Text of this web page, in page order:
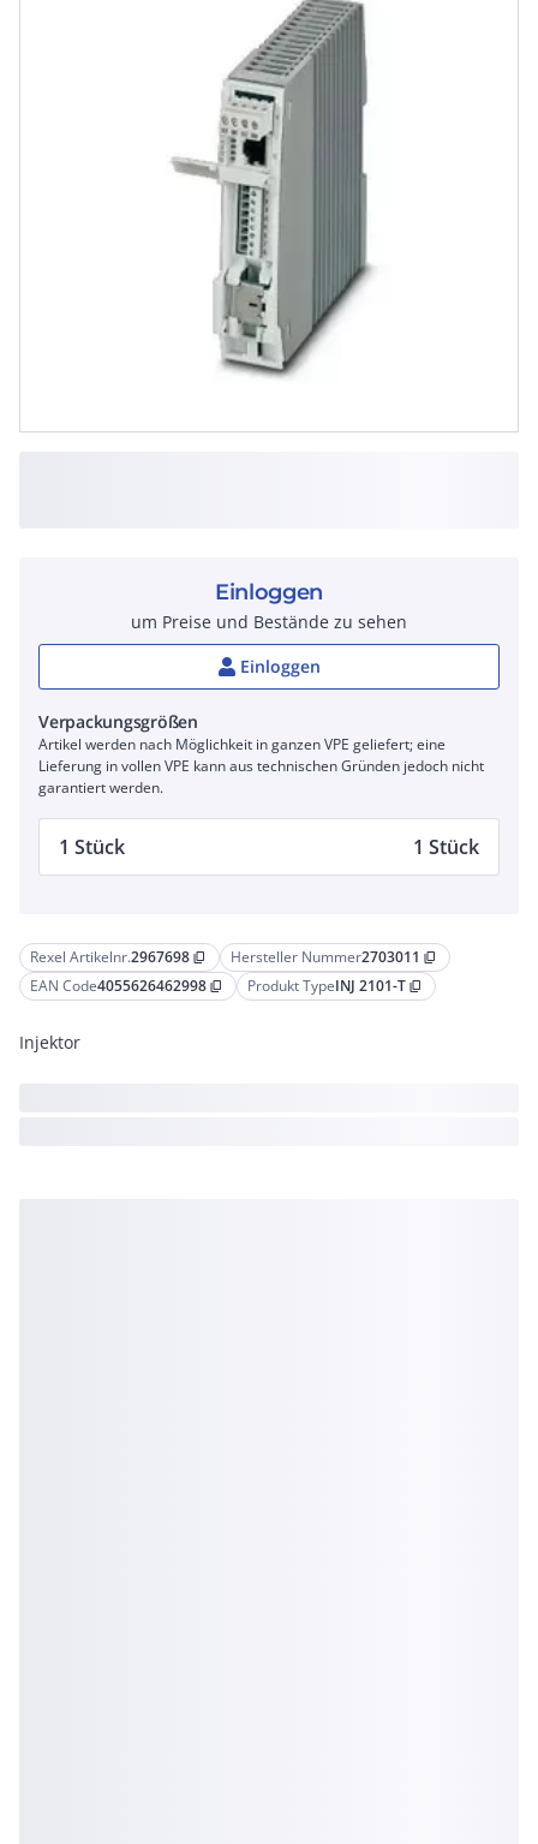
Rexel Artikelnr.2967698 content_copy Hersteller Nummer2703011 content_copy
EAN Code4055626462998 content_copy Produkt TypeINJ 2101-T content_copy
Injektor
Einloggen
um Preise und Bestände zu sehen
Einloggen
Verpackungsgrößen
Artikel werden nach Möglichkeit in ganzen VPE geliefert; eine
Lieferung in vollen VPE kann aus technischen Gründen jedoch nicht
garantiert werden.
1 Stück 1 Stück